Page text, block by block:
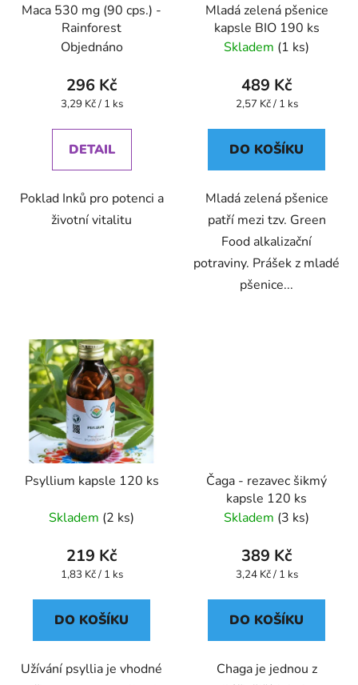
Maca 530 mg (90 cps.) -
Rainforest
Objednáno
296 Kč
Měrná
3,29 Kč / 1 ks
DETAIL
Poklad Inků pro potenci a
životní vitalitu
Mladá zelená pšenice
kapsle BIO 190 ks
Skladem (1 ks)
489 Kč
Měrná
2,57 Kč / 1 ks
DO KOŠÍKU
Mladá zelená pšenice
patří mezi tzv. Green
Food alkalizační
potraviny. Prášek z mladé
pšenice...
Psyllium kapsle 120 ks
Skladem (2 ks)
219 Kč
Měrná
1,83 Kč / 1 ks
DO KOŠÍKU
Užívání psyllia je vhodné
Čaga - rezavec šikmý
kapsle 120 ks
Skladem (3 ks)
389 Kč
Měrná
3,24 Kč / 1 ks
DO KOŠÍKU
Chaga je jednou z